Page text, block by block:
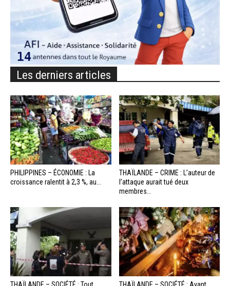
Les derniers articles
PHILIPPINES – ÉCONOMIE : La
croissance ralentit à 2,3 %, au...
THAÏLANDE – CRIME : L’auteur de
l’attaque aurait tué deux
membres...